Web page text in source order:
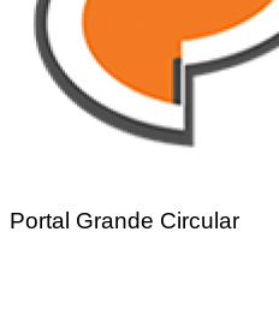
Portal Grande Circular